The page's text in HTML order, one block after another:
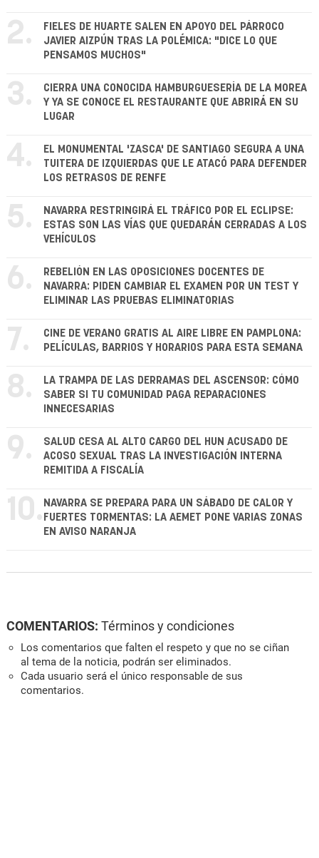
2.
FIELES DE HUARTE SALEN EN APOYO DEL PÁRROCO
JAVIER AIZPÚN TRAS LA POLÉMICA: "DICE LO QUE
PENSAMOS MUCHOS"
3.
CIERRA UNA CONOCIDA HAMBURGUESERÍA DE LA MOREA
Y YA SE CONOCE EL RESTAURANTE QUE ABRIRÁ EN SU
LUGAR
4.
EL MONUMENTAL 'ZASCA' DE SANTIAGO SEGURA A UNA
TUITERA DE IZQUIERDAS QUE LE ATACÓ PARA DEFENDER
LOS RETRASOS DE RENFE
5.
NAVARRA RESTRINGIRÁ EL TRÁFICO POR EL ECLIPSE:
ESTAS SON LAS VÍAS QUE QUEDARÁN CERRADAS A LOS
VEHÍCULOS
6.
REBELIÓN EN LAS OPOSICIONES DOCENTES DE
NAVARRA: PIDEN CAMBIAR EL EXAMEN POR UN TEST Y
ELIMINAR LAS PRUEBAS ELIMINATORIAS
7.
CINE DE VERANO GRATIS AL AIRE LIBRE EN PAMPLONA:
PELÍCULAS, BARRIOS Y HORARIOS PARA ESTA SEMANA
8.
LA TRAMPA DE LAS DERRAMAS DEL ASCENSOR: CÓMO
SABER SI TU COMUNIDAD PAGA REPARACIONES
INNECESARIAS
9.
SALUD CESA AL ALTO CARGO DEL HUN ACUSADO DE
ACOSO SEXUAL TRAS LA INVESTIGACIÓN INTERNA
REMITIDA A FISCALÍA
10. NAVARRA SE PREPARA PARA UN SÁBADO DE CALOR Y
FUERTES TORMENTAS: LA AEMET PONE VARIAS ZONAS
EN AVISO NARANJA
COMENTARIOS: Términos y condiciones
Los comentarios que falten el respeto y que no se ciñan
al tema de la noticia, podrán ser eliminados.
Cada usuario será el único responsable de sus
comentarios.